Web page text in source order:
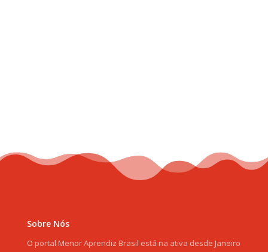
Sobre Nós
O portal Menor Aprendiz Brasil está na ativa desde Janeiro